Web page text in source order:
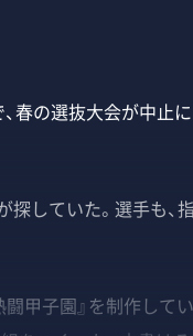
春の選抜大会が中止
していた。選手も、
甲子園』を制作して